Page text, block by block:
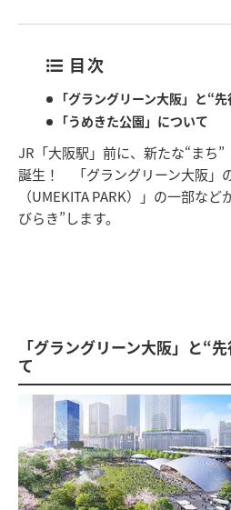
目次
「グラングリーン大阪」と“
「うめきた公園」について
JR「大阪駅」前に、新たな“まち
誕生！ 「グラングリーン大阪」
（UMEKITA PARK）」の一部な
びらき”します。
「グラングリーン大阪」と“
て